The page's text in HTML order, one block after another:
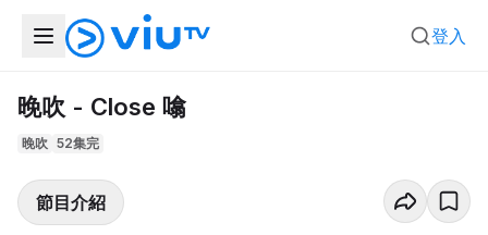
登入
晚吹 - Close 噏
晚吹 52集完
節目介紹